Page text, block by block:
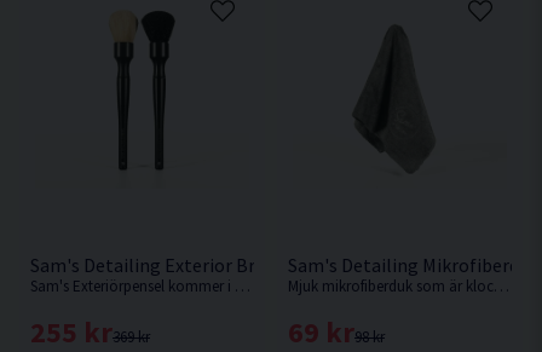
Sam's Detailing Exterior Brush Set Exteriörpensel 2-pack
Sam's Exteriörpensel kommer i ett set om 2.
369 kr
255 kr
Sam's Detailing
Mjuk mikrofiberduk som är klockren för interiören.
98 kr
69 kr